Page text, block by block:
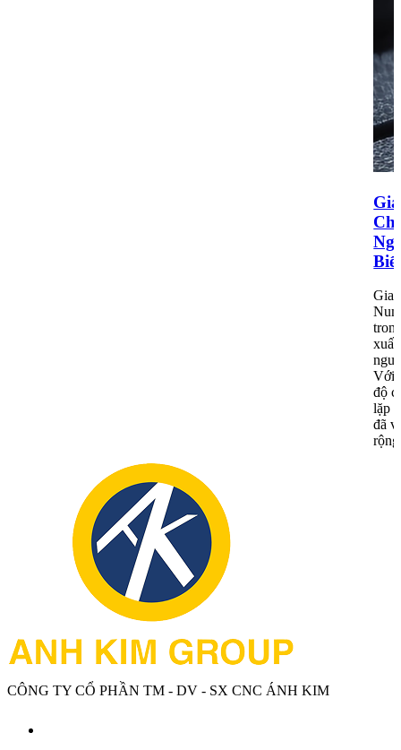
Gia
xuất
Với
độ
lặp
đã
CÔNG TY CỔ PHẦN TM - DV - SX CNC ÁNH KIM